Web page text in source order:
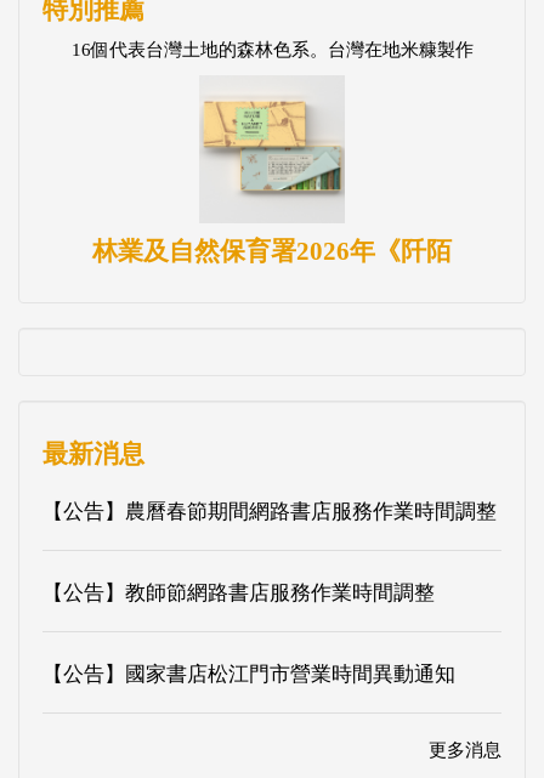
特別推薦
16個代表台灣土地的森林色系。台灣在地米糠製作
林業及自然保育署2026年《阡陌
最新消息
【公告】農曆春節期間網路書店服務作業時間調整
【公告】教師節網路書店服務作業時間調整
【公告】國家書店松江門市營業時間異動通知
更多消息